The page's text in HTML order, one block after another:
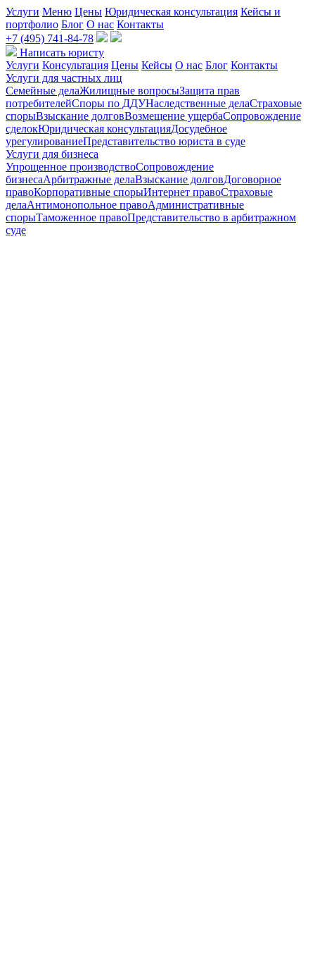
Услуги Меню Цены Юридическая консультация Кейсы и
портфолио Блог О нас Контакты
+7 (495) 741-84-78
Написать юристу
Услуги Консультация Цены Кейсы О нас Блог Контакты
Услуги для частных лиц
Семейные делаЖилищные вопросыЗащита прав
потребителейСпоры по ДДУНаследственные делаСтраховые
спорыВзыскание долговВозмещение ущербаСопровождение
сделокЮридическая консультацияДосудебное
урегулированиеПредставительство юриста в суде
Услуги для бизнеса
Упрощенное производствоСопровождение
бизнесаАрбитражные делаВзыскание долговДоговорное
правоКорпоративные спорыИнтернет правоСтраховые
делаАнтимонопольное правоАдминистративные
спорыТаможенное правоПредставительство в арбитражном
суде